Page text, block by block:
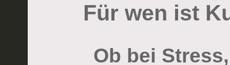
Für wen ist
Ob bei